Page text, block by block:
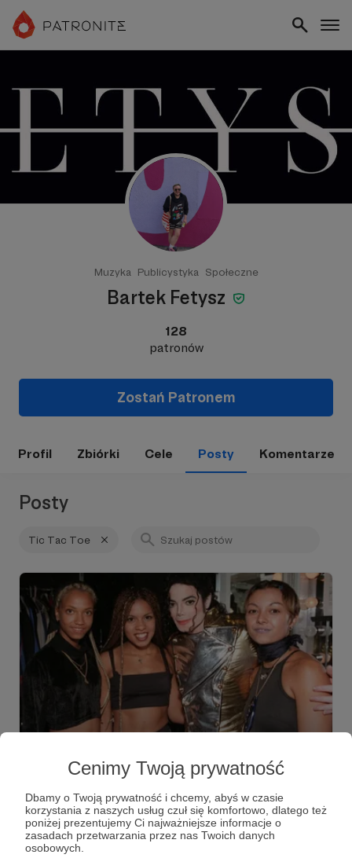
Cenimy Twoją prywatność
Dbamy o Twoją prywatność i chcemy, abyś w czasie
korzystania z naszych usług czuł się komfortowo, dlatego też
poniżej prezentujemy Ci najważniejsze informacje o
zasadach przetwarzania przez nas Twoich danych
osobowych.
Muzyka Publicystyka Społeczne
Bartek Fetysz
128
patronów
Zostań Patronem
Profil Zbiórki Cele Posty Komentarze
Posty
Tic Tac Toe
DZIENNIKI: NOSTALGICZNIE V.
Tic Tac Toe, lata 90-te, piwnica i KLUB - czyli
nostalgicznie i bardzo muzycznie.
Bartek Fetysz 90's Muzyka +4